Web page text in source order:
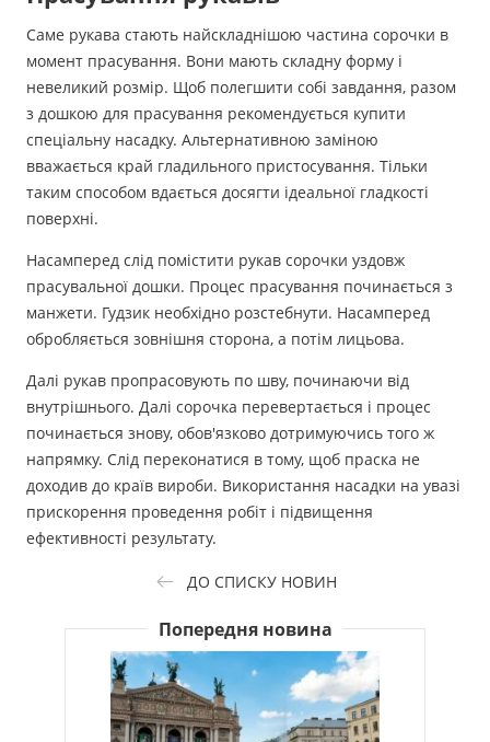
Саме рукава стають найскладнішою частина сорочки в
момент прасування. Вони мають складну форму і
невеликий розмір. Щоб полегшити собі завдання, разом
з дошкою для прасування рекомендується купити
спеціальну насадку. Альтернативною заміною
вважається край гладильного пристосування. Тільки
таким способом вдається досягти ідеальної гладкості
поверхні.
Насамперед слід помістити рукав сорочки уздовж
прасувальної дошки. Процес прасування починається з
манжети. Гудзик необхідно розстебнути. Насамперед
обробляється зовнішня сторона, а потім лицьова.
Далі рукав пропрасовують по шву, починаючи від
внутрішнього. Далі сорочка перевертається і процес
починається знову, обов'язково дотримуючись того ж
напрямку. Слід переконатися в тому, щоб праска не
доходив до країв вироби. Використання насадки на увазі
прискорення проведення робіт і підвищення
ефективності результату.
ДО СПИСКУ НОВИН
Попередня новина